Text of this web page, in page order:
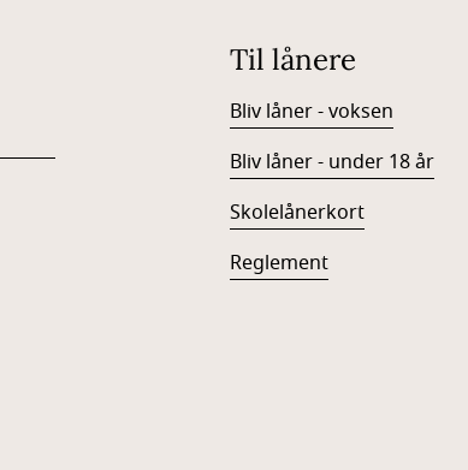
Til lånere
Bliv låner - voksen
Bliv låner - under 18 år
Skolelånerkort
Reglement